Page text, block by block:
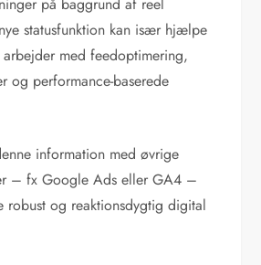
på baggrund af reel
statusfunktion kan især hjælpe
med feedoptimering,
og performance-baserede
information med øvrige
– fx Google Ads eller GA4 –
robust og reaktionsdygtig digital